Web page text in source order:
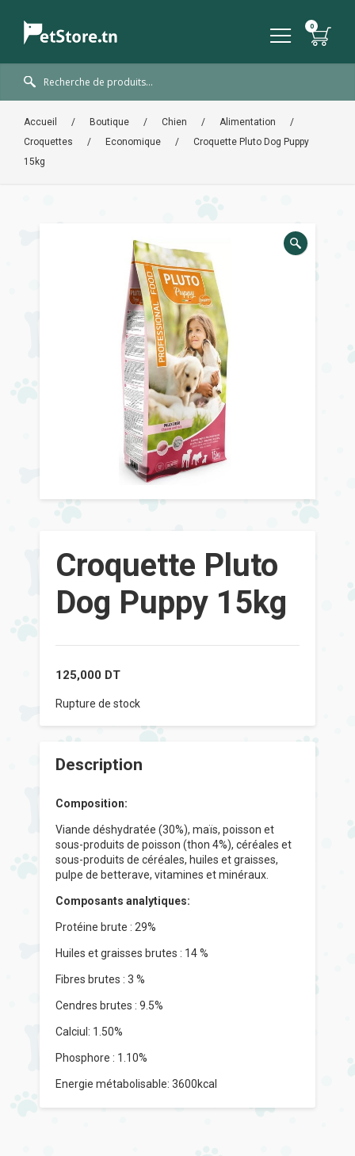
Accueil / Boutique / Chien / Alimentation
/
Croquettes
/ Economique /
Croquette Pluto Dog Puppy
15kg
🔍
Croquette Pluto
Dog Puppy 15kg
125,000 DT
Rupture de stock
Description
Composition:
Viande déshydratée (30%), maïs, poisson et
sous-produits de poisson (thon 4%), céréales et
sous-produits de céréales, huiles et graisses,
pulpe de betterave, vitamines et minéraux.
Composants analytiques:
Protéine brute : 29%
Huiles et graisses brutes : 14 %
Fibres brutes : 3 %
Cendres brutes : 9.5%
Calciul: 1.50%
Phosphore : 1.10%
Energie métabolisable: 3600kcal